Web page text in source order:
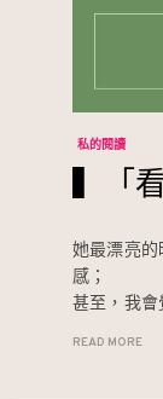
私的閱讀
▍「
她最漂亮
感；
甚至，我
READ MORE